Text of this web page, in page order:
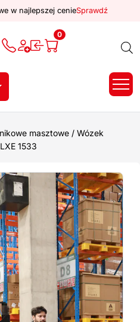
w najlepszej cenieSprawdź
0
masztowe / Wózek
1533